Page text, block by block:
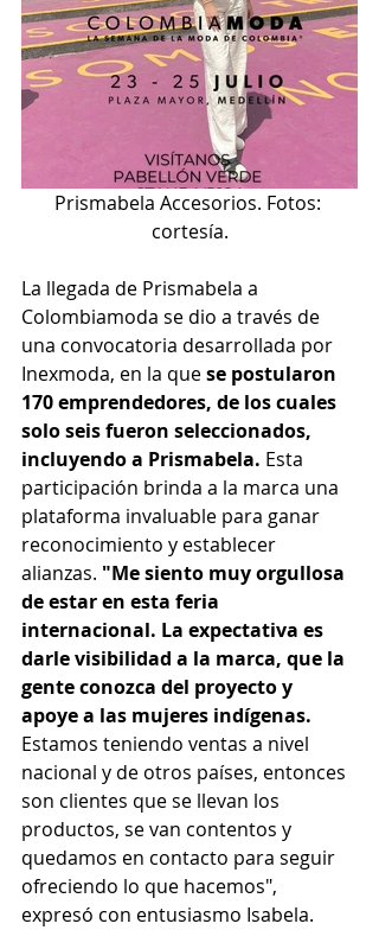
Prismabela Accesorios. Fotos:
cortesía.
La llegada de Prismabela a
Colombiamoda se dio a través de
una convocatoria desarrollada por
Inexmoda, en la que se postularon
170 emprendedores, de los cuales
solo seis fueron seleccionados,
incluyendo a Prismabela. Esta
participación brinda a la marca una
plataforma invaluable para ganar
reconocimiento y establecer
alianzas. "Me siento muy orgullosa
de estar en esta feria
internacional. La expectativa es
darle visibilidad a la marca, que la
gente conozca del proyecto y
apoye a las mujeres indígenas.
Estamos teniendo ventas a nivel
nacional y de otros países, entonces
son clientes que se llevan los
productos, se van contentos y
quedamos en contacto para seguir
ofreciendo lo que hacemos",
expresó con entusiasmo Isabela.